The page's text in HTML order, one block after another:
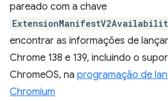
pareado com a chave
encontrar as informações de
Chrome 138 e 139, incluindo o
ChromeOS, na programação de
Chromium